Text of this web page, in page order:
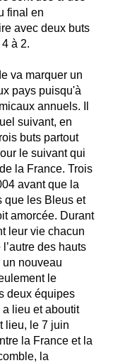
final en
avec deux buts
à 2.
va marquer un
pays puisqu'à
annuels. Il
suivant, en
buts partout
le suivant qui
la France. Trois
avant que la
que les Bleus et
amorcée. Durant
leur vie chacun
des hauts
un nouveau
le
deux équipes
lieu et aboutit
lieu, le 7 juin
la France et la
la